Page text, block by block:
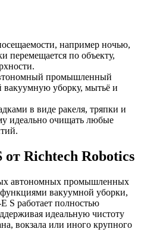
например ночью,
перемещается по объекту,
промышленный
вакуумную уборку, мытьё и
в виде ракеля, тряпки и
идеально очищать любые
от Richtech Robotics
автономных промышленных
вакуумной уборки,
S работает полностью
идеальную чистоту
вокзала или иного крупного